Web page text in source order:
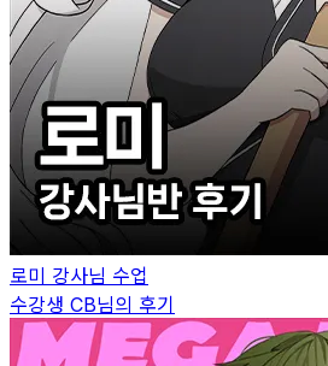
로미 강사님 수업
수강생 CB님의 후기